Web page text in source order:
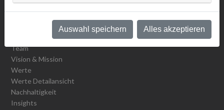
Team
Vision & Mission
Werte
Werte Detailansicht
Nachhaltigkeit
Insights
Auswahl speichern Alles akzeptieren